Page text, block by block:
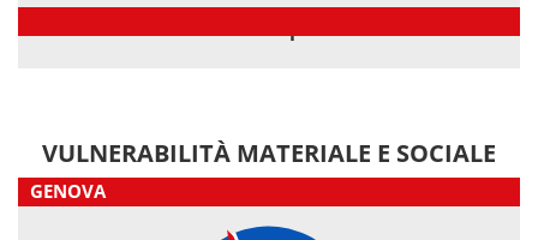
VULNERABILITÀ MATERIALE E SOCIALE
GENOVA